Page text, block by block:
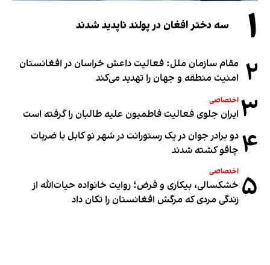
۱ سه دختر افغان در پولند ناپدید شدند
۲ مقام سازمان ملل: فعالیت داعش خراسان در افغانستان
امنیت منطقه و جهان را تهدید می‌کند
۳ اختصاصی
ایران جلوی فعالیت فاطمیون علیه طالبان را گرفته است
۴ دو برادر جوان در یک رستورانت در شهر نو کابل با ضربات
چاقو کشته شدند
۵ اختصاصی
خشکسالی، بیکاری و قرض؛ روایت خانواده حیات‌الله از
زندگی مردی که مرگش افغانستان را تکان داد